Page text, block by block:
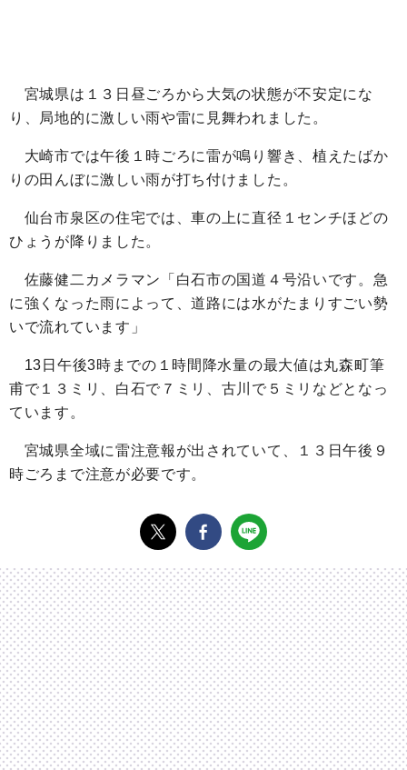
宮城県は１３日昼ごろから大気の状態が不安定にな
り、局地的に激しい雨や雷に見舞われました。
大崎市では午後１時ごろに雷が鳴り響き、植えたばか
りの田んぼに激しい雨が打ち付けました。
仙台市泉区の住宅では、車の上に直径１センチほどの
ひょうが降りました。
佐藤健二カメラマン「白石市の国道４号沿いです。急
に強くなった雨によって、道路には水がたまりすごい勢
いで流れています」
13日午後3時までの１時間降水量の最大値は丸森町筆
甫で１３ミリ、白石で７ミリ、古川で５ミリなどとなっ
ています。
宮城県全域に雷注意報が出されていて、１３日午後９
時ごろまで注意が必要です。